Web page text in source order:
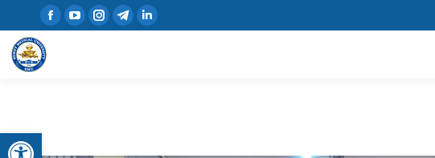
Открыть панель инструментов